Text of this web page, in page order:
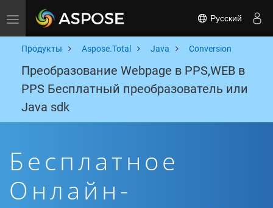
Toggle navigation Русский
Продукты Aspose.Total Java Conversion
Преобразование Webpage в PPS,WEB в
PPS Бесплатный преобразователь или
Java sdk
Бесплатное
Онлайн-